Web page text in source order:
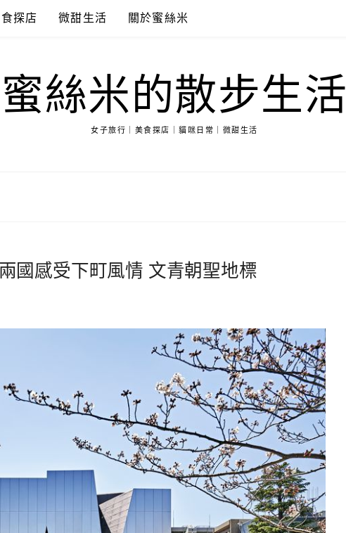
探店 微甜生活 關於蜜絲米
蜜絲米的散步生活
女子旅行｜美食探店｜貓咪日常｜微甜生活
國感受下町風情 文青朝聖地標